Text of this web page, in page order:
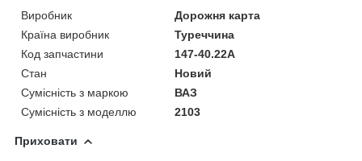
Виробник
Дорожня карта
Країна виробник
Туреччина
Код запчастини
147-40.22A
Стан
Новий
Сумісність з маркою
ВАЗ
Сумісність з моделлю
2103
Приховати